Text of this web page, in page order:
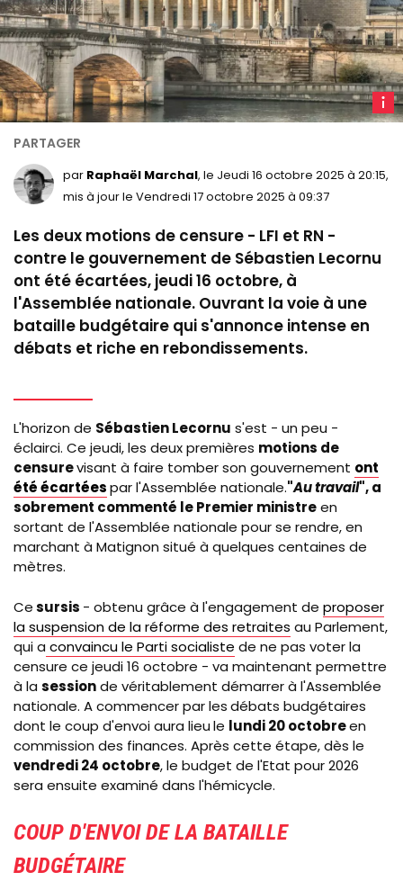
par Raphaël Marchal, le Jeudi 16 octobre 2025 à 20:15,
mis à jour le Vendredi 17 octobre 2025 à 09:37
Les deux motions de censure - LFI et RN -
contre le gouvernement de Sébastien Lecornu
ont été écartées, jeudi 16 octobre, à
l'Assemblée nationale. Ouvrant la voie à une
bataille budgétaire qui s'annonce intense en
débats et riche en rebondissements.
L'horizon de Sébastien Lecornu s'est - un peu -
éclairci. Ce jeudi, les deux premières motions de
censurevisant à faire tomber son gouvernement ont
été écartéespar l'Assemblée nationale."Au travail", a
sobrement commenté le Premier ministreen
sortant de l'Assemblée nationale pour se rendre, en
marchant à Matignon situé à quelques centaines de
mètres.
Cesursis - obtenu grâce à l'engagement de proposer
la suspension de la réforme des retraites au Parlement,
qui a convaincu le Parti socialiste de ne pas voter la
censure ce jeudi 16 octobre - va maintenant permettre
à la sessionde véritablement démarrer à l'Assemblée
nationale. A commencer par lesdébats budgétaires
dont le coup d'envoi aura lieule lundi 20 octobreen
commission des finances. Après cette étape, dès le
vendredi 24 octobre, le budget de l'Etat pour 2026
sera ensuite examiné dans l'hémicycle.
COUP D'ENVOI DE LA BATAILLE
BUDGÉTAIRE